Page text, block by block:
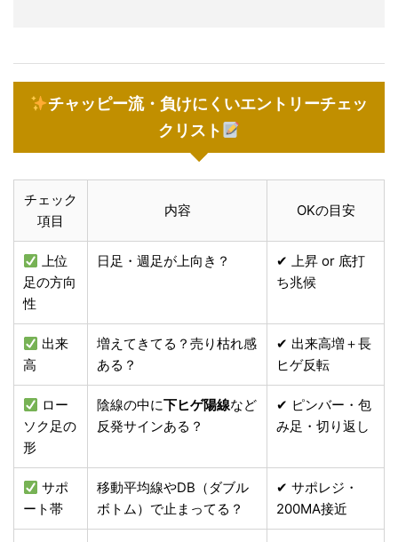
チャッピー流・負けにくいエントリーチェッ
クリスト
チェック
項目
内容 OKの目安
上位
足の方向
性
日足・週足が上向き？
✔ 上昇 or 底打
ち兆候
出来
高
増えてきてる？売り枯れ感
ある？
✔ 出来高増＋長
ヒゲ反転
ロー
ソク足の
形
陰線の中に下ヒゲ陽線など
反発サインある？
✔ ピンバー・包
み足・切り返し
サポ
ート帯
移動平均線やDB（ダブル
ボトム）で止まってる？
✔ サポレジ・
200MA接近